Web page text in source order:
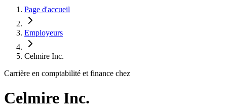
Page d'accueil
Employeurs
Celmire Inc.
Carrière en comptabilité et finance chez
Celmire Inc.